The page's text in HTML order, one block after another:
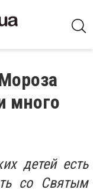
много
детей есть
со Святым